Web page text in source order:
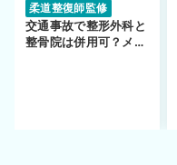
柔道整復師監修
交通事故で整形外科と
整骨院は併用可？メリ